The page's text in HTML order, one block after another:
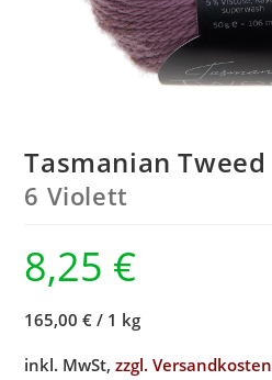
Tasmanian Tweed
6 Violett
8,25 €
165,00 € / 1 kg
inkl. MwSt,zzgl. Versandkosten